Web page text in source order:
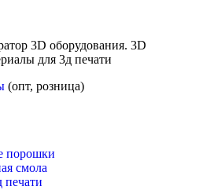
3D оборудования. 3D
для 3д печати
(опт, розница)
порошки
смола
печати